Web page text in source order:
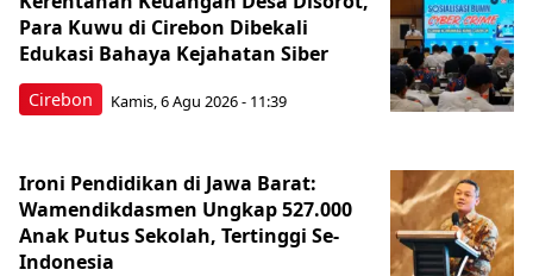
Cirebon
Para Kuwu di Cirebon Dibekali
Edukasi Bahaya Kejahatan Siber
Kamis, 6 Agu 2026 - 11:39
Ironi Pendidikan di Jawa Barat:
Wamendikdasmen Ungkap 527.000
Anak Putus Sekolah, Tertinggi Se-
Indonesia